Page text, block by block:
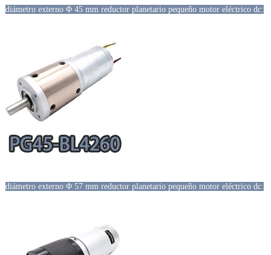
diámetro externo Φ 45 mm reductor planetario pequeño motor eléctrico dc:
diámetro externo Φ 57 mm reductor planetario pequeño motor eléctrico dc: